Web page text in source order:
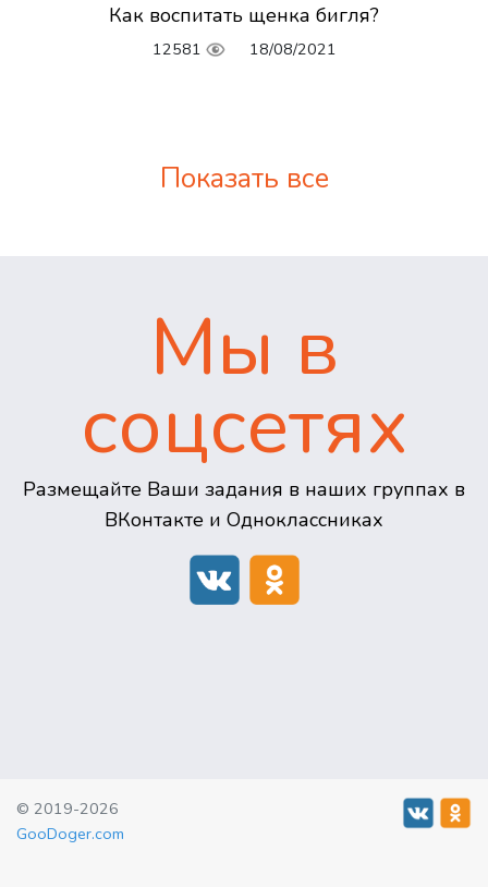
Как воспитать щенка бигля?
12581 18/08/2021
Показать все
Мы в
соцсетях
Размещайте Ваши задания в наших группах в
ВКонтакте и Одноклассниках
© 2019-2026
GooDoger.com